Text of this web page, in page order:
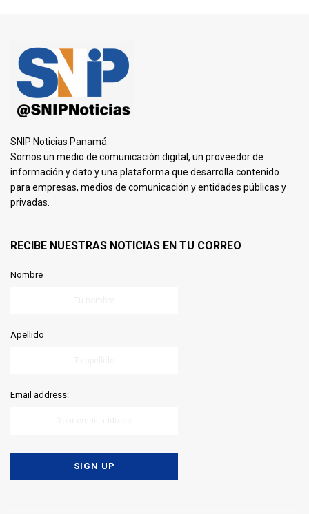
SNIP Noticias Panamá
Somos un medio de comunicación digital, un proveedor de
información y dato y una plataforma que desarrolla contenido
para empresas, medios de comunicación y entidades públicas y
privadas.
RECIBE NUESTRAS NOTICIAS EN TU CORREO
Nombre
Apellido
Email address: